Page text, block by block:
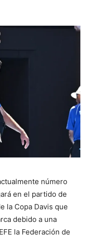
número
en el partido de
la Copa Davis que
debido a una
la Federación de